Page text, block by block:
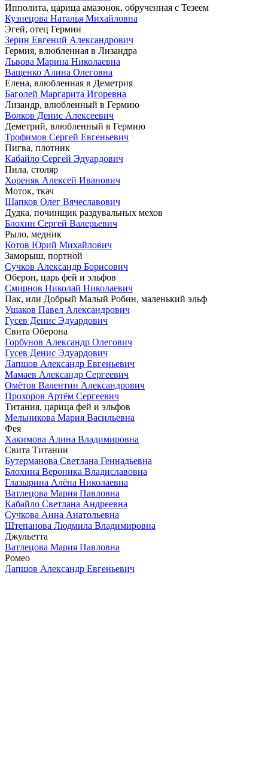
Ипполита, царица амазонок, обрученная с Тезеем
Кузнецова Наталья Михайловна
Эгей, отец Гермии
Зерин Евгений Александрович
Гермия, влюбленная в Лизандра
Львова Марина Николаевна
Ващенко Алина Олеговна
Елена, влюбленная в Деметрия
Баголей Маргарита Игоревна
Лизандр, влюбленный в Гермию
Волков Денис Алексеевич
Деметрий, влюбленный в Гермию
Трофимов Сергей Евгеньевич
Пигва, плотник
Кабайло Сергей Эдуардович
Пила, столяр
Хореняк Алексей Иванович
Моток, ткач
Шапков Олег Вячеславович
Дудка, починщик раздувальных мехов
Блохин Сергей Валерьевич
Рыло, медник
Котов Юрий Михайлович
Заморыш, портной
Сучков Александр Борисович
Оберон, царь фей и эльфов
Смирнов Николай Николаевич
Пак, или Добрый Малый Робин, маленький эльф
Ушаков Павел Александрович
Гусев Денис Эдуардович
Свита Оберона
Горбунов Александр Олегович
Гусев Денис Эдуардович
Лапшов Александр Евгеньевич
Мамаев Александр Сергеевич
Омётов Валентин Александрович
Прохоров Артём Сергеевич
Титания, царица фей и эльфов
Мельникова Мария Васильевна
Фея
Хакимова Алина Владимировна
Свита Титании
Бутерманова Светлана Геннадьевна
Блохина Вероника Владиславовна
Глазырина Алёна Николаевна
Ватлецова Мария Павловна
Кабайло Светлана Андреевна
Сучкова Анна Анатольевна
Штепанова Людмила Владимировна
Джульетта
Ватлецова Мария Павловна
Ромео
Лапшов Александр Евгеньевич